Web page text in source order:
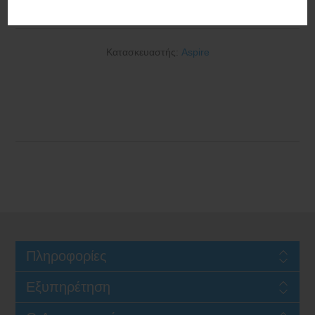
Κατασκευαστής: Aspire
Πληροφορίες
Εξυπηρέτηση